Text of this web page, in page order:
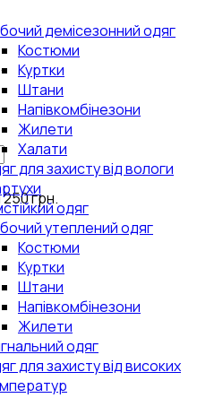
250 грн.
демісезонний одяг
Костюми
Куртки
Штани
Напівкомбінезони
Жилети
Халати
для захисту від вологи
одяг
утеплений одяг
Костюми
Куртки
Штани
Напівкомбінезони
Жилети
одяг
для захисту від високих